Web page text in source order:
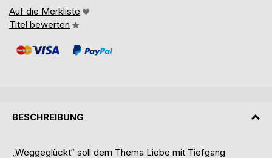
Auf die Merkliste
Titel bewerten
BESCHREIBUNG
„Weggeglückt“ soll dem Thema Liebe mit Tiefgang